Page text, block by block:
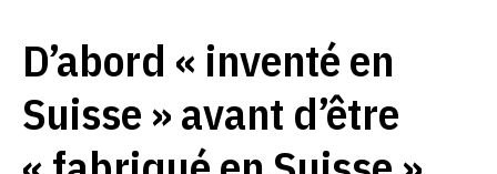
D’abord « inventé en
Suisse » avant d’être